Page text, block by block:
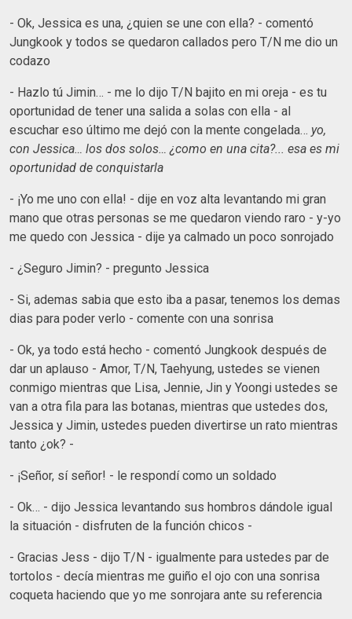
- Ok, Jessica es una, ¿quien se une con ella? - comentó
Jungkook y todos se quedaron callados pero T/N me dio un
codazo
- Hazlo tú Jimin… - me lo dijo T/N bajito en mi oreja - es tu
oportunidad de tener una salida a solas con ella - al
escuchar eso último me dejó con la mente congelada… yo,
con Jessica… los dos solos… ¿como en una cita?... esa es mi
oportunidad de conquistarla
- ¡Yo me uno con ella! - dije en voz alta levantando mi gran
mano que otras personas se me quedaron viendo raro - y-yo
me quedo con Jessica - dije ya calmado un poco sonrojado
- ¿Seguro Jimin? - pregunto Jessica
- Si, ademas sabia que esto iba a pasar, tenemos los demas
dias para poder verlo - comente con una sonrisa
- Ok, ya todo está hecho - comentó Jungkook después de
dar un aplauso - Amor, T/N, Taehyung, ustedes se vienen
conmigo mientras que Lisa, Jennie, Jin y Yoongi ustedes se
van a otra fila para las botanas, mientras que ustedes dos,
Jessica y Jimin, ustedes pueden divertirse un rato mientras
tanto ¿ok? -
- ¡Señor, sí señor! - le respondí como un soldado
- Ok… - dijo Jessica levantando sus hombros dándole igual
la situación - disfruten de la función chicos -
- Gracias Jess - dijo T/N - igualmente para ustedes par de
tortolos - decía mientras me guiño el ojo con una sonrisa
coqueta haciendo que yo me sonrojara ante su referencia